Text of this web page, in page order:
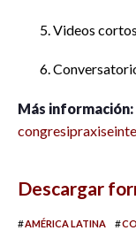
Videos cortos
Más información:
Descargar
#AMÉRICA LATINA #